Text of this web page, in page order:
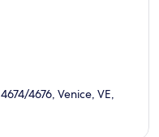
4676, Venice, VE,